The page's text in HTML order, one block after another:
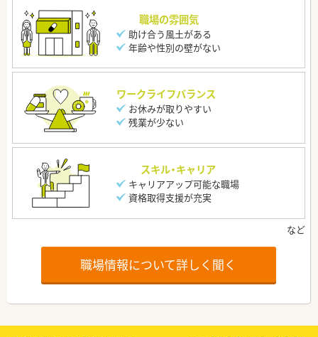
職場の雰囲気
助け合う風土がある
年齢や性別の壁がない
ワークライフバランス
お休みが取りやすい
残業が少ない
スキル・キャリア
キャリアアップ可能な職場
資格取得支援が充実
職場情報について詳しく聞く